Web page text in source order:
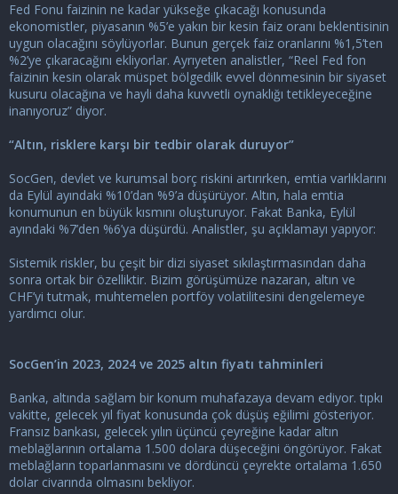
Fed Fonu faizinin ne kadar yükseğe çıkacağı konusunda
ekonomistler, piyasanın %5’e yakın bir kesin faiz oranı beklentisinin
uygun olacağını söylüyorlar. Bunun gerçek faiz oranlarını %1,5’ten
%2’ye çıkaracağını ekliyorlar. Ayrıyeten analistler, “Reel Fed fon
faizinin kesin olarak müspet bölgedilk evvel dönmesinin bir siyaset
kusuru olacağına ve hayli daha kuvvetli oynaklığı tetikleyeceğine
inanıyoruz” diyor.
“Altın, risklere karşı bir tedbir olarak duruyor”
SocGen, devlet ve kurumsal borç riskini artırırken, emtia varlıklarını
da Eylül ayındaki %10’dan %9’a düşürüyor. Altın, hala emtia
konumunun en büyük kısmını oluşturuyor. Fakat Banka, Eylül
ayındaki %7’den %6’ya düşürdü. Analistler, şu açıklamayı yapıyor:
Sistemik riskler, bu çeşit bir dizi siyaset sıkılaştırmasından daha
sonra ortak bir özelliktir. Bizim görüşümüze nazaran, altın ve
CHF’yi tutmak, muhtemelen portföy volatilitesini dengelemeye
yardımcı olur.
SocGen’in 2023, 2024 ve 2025 altın fiyatı tahminleri
Banka, altında sağlam bir konum muhafazaya devam ediyor. tıpkı
vakitte, gelecek yıl fiyat konusunda çok düşüş eğilimi gösteriyor.
Fransız bankası, gelecek yılın üçüncü çeyreğine kadar altın
meblağlarının ortalama 1.500 dolara düşeceğini öngörüyor. Fakat
meblağların toparlanmasını ve dördüncü çeyrekte ortalama 1.650
dolar civarında olmasını bekliyor.